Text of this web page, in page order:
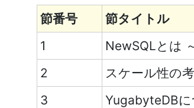
節番号
節タイトル
1
NewSQLとは
2
スケール性の
3
YugabyteDBに